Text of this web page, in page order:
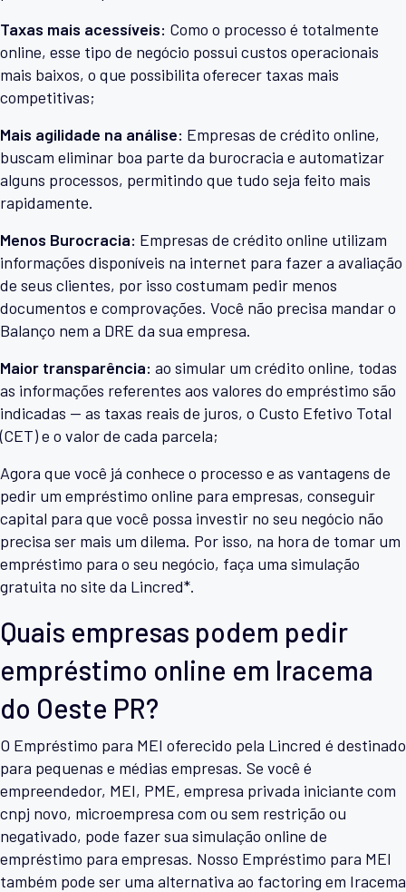
Taxas mais acessíveis: Como o processo é totalmente
online, esse tipo de negócio possui custos operacionais
mais baixos, o que possibilita oferecer taxas mais
competitivas;
Mais agilidade na análise: Empresas de crédito online,
buscam eliminar boa parte da burocracia e automatizar
alguns processos, permitindo que tudo seja feito mais
rapidamente.
Menos Burocracia: Empresas de crédito online utilizam
informações disponíveis na internet para fazer a avaliação
de seus clientes, por isso costumam pedir menos
documentos e comprovações. Você não precisa mandar o
Balanço nem a DRE da sua empresa.
Maior transparência: ao simular um crédito online, todas
as informações referentes aos valores do empréstimo são
indicadas — as taxas reais de juros, o Custo Efetivo Total
(CET) e o valor de cada parcela;
Agora que você já conhece o processo e as vantagens de
pedir um empréstimo online para empresas, conseguir
capital para que você possa investir no seu negócio não
precisa ser mais um dilema. Por isso, na hora de tomar um
empréstimo para o seu negócio, faça uma simulação
gratuita no site da Lincred*.
Quais empresas podem pedir
empréstimo online em Iracema
do Oeste PR?
O Empréstimo para MEI oferecido pela Lincred é destinado
para pequenas e médias empresas. Se você é
empreendedor, MEI, PME, empresa privada iniciante com
cnpj novo, microempresa com ou sem restrição ou
negativado, pode fazer sua simulação online de
empréstimo para empresas. Nosso Empréstimo para MEI
também pode ser uma alternativa ao factoring em Iracema